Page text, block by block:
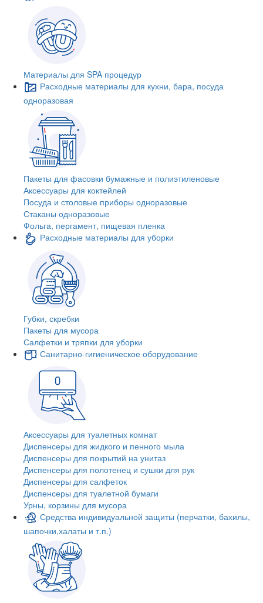
Материалы для SPA процедур
Расходные материалы для кухни, бара, посуда
одноразовая
Пакеты для фасовки бумажные и полиэтиленовые
Аксессуары для коктейлей
Посуда и столовые приборы одноразовые
Стаканы одноразовые
Фольга, пергамент, пищевая пленка
Расходные материалы для уборки
Губки, скребки
Пакеты для мусора
Салфетки и тряпки для уборки
Санитарно-гигиеническое оборудование
Аксессуары для туалетных комнат
Диспенсеры для жидкого и пенного мыла
Диспенсеры для покрытий на унитаз
Диспенсеры для полотенец и сушки для рук
Диспенсеры для салфеток
Диспенсеры для туалетной бумаги
Урны, корзины для мусора
Средства индивидуальной защиты (перчатки, бахилы,
шапочки,халаты и т.п.)